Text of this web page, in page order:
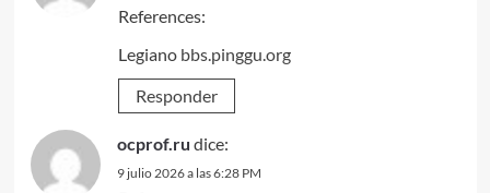
References:
Legiano bbs.pinggu.org
Responder
ocprof.ru dice:
9 julio 2026 a las 6:28 PM